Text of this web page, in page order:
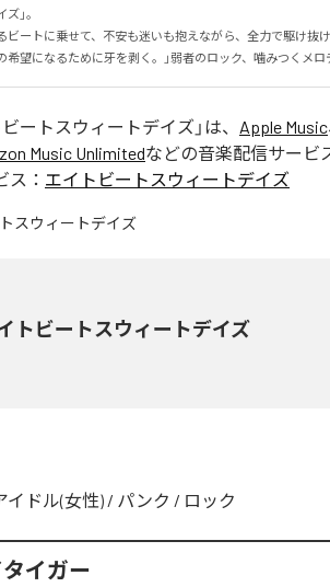
」。
ビートに乗せて、不安も迷いも抱えながら、全力で駆け抜
希望になるために牙を剥く。」弱者のロック、噛みつくメ
ートスウィートデイズ 」は、 Apple Music
Music Unlimitedなどの音楽配信サービ
ス： エイトビートスウィートデイズ
トビートスウィートデイズ
イドル(女性) / パンク / ロック
イガー